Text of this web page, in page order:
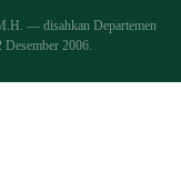
— disahkan Departemen
2006.